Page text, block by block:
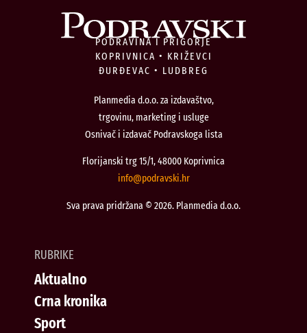
PODRAVINA I PRIGORJE
KOPRIVNICA • KRIŽEVCI
ĐURĐEVAC • LUDBREG
Planmedia d.o.o. za izdavaštvo,
trgovinu, marketing i usluge
Osnivač i izdavač Podravskoga lista
Florijanski trg 15/1, 48000 Koprivnica
rh.iksvardop
@ofni
Sva prava pridržana © 2026. Planmedia d.o.o.
RUBRIKE
Aktualno
Crna kronika
Sport